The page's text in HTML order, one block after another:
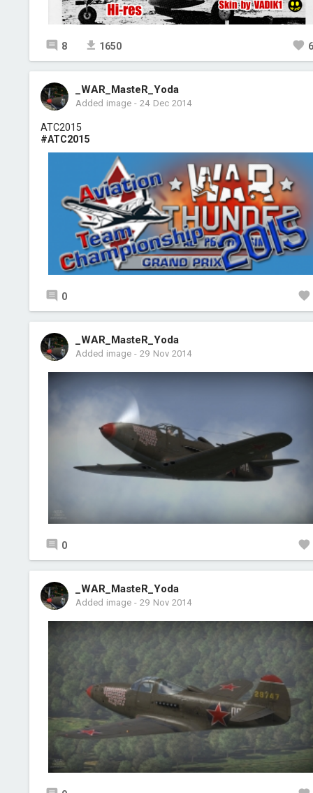
8 1650
_WAR_MasteR_Yoda
Added image-24 Dec 2014
ATC2015
#ATC2015
0
_WAR_MasteR_Yoda
Added image-29 Nov 2014
0
_WAR_MasteR_Yoda
Added image-29 Nov 2014